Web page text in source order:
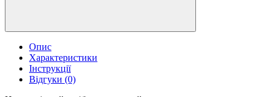
Опис
Характеристики
Інструкції
Відгуки (0)